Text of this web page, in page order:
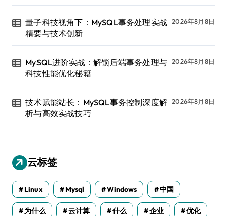
量子科技视角下：MySQL事务处理实战
精要与技术创新
2026年8月8日
MySQL进阶实战：解锁后端事务处理与
科技性能优化秘籍
2026年8月8日
技术赋能站长：MySQL事务控制深度解
析与高效实战技巧
2026年8月8日
云标签
Linux Mysql Windows 中国
为什么 云计算 什么 企业 优化